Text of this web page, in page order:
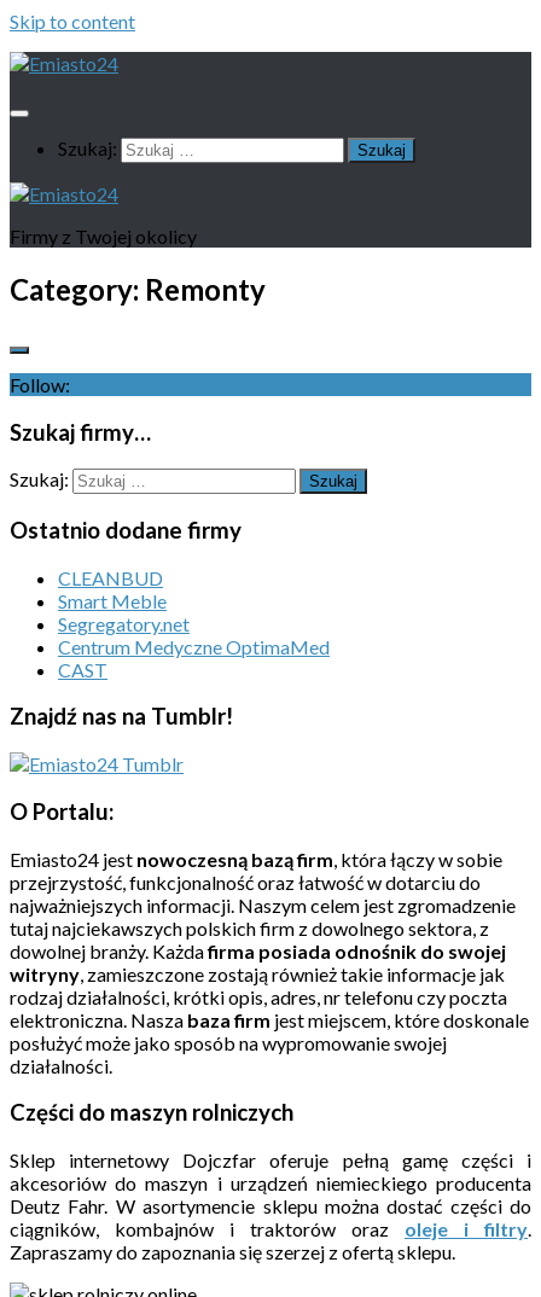
Skip to content
Szukaj:
Firmy z Twojej okolicy
Category: Remonty
Follow:
Szukaj firmy…
Szukaj:
Ostatnio dodane firmy
CLEANBUD
Smart Meble
Segregatory.net
Centrum Medyczne OptimaMed
CAST
Znajdź nas na Tumblr!
O Portalu:
Emiasto24 jest nowoczesną bazą firm , która łączy w sobie
przejrzystość, funkcjonalność oraz łatwość w dotarciu do
najważniejszych informacji. Naszym celem jest zgromadzenie
tutaj najciekawszych polskich firm z dowolnego sektora, z
dowolnej branży. Każdafirma posiada odnośnik do swojej
witryny , zamieszczone zostają również takie informacje jak
rodzaj działalności, krótki opis, adres, nr telefonu czy poczta
elektroniczna. Nasza baza firm jest miejscem, które doskonale
posłużyć może jako sposób na wypromowanie swojej
działalności.
Części do maszyn rolniczych
Sklep internetowy Dojczfar oferuje pełną gamę części i
akcesoriów do maszyn i urządzeń niemieckiego producenta
Deutz Fahr. W asortymencie sklepu można dostać części do
ciągników, kombajnów i traktorów oraz oleje i filtry.
Zapraszamy do zapoznania się szerzej z ofertą sklepu.